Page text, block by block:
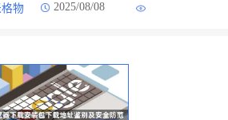
物 2025/08/08